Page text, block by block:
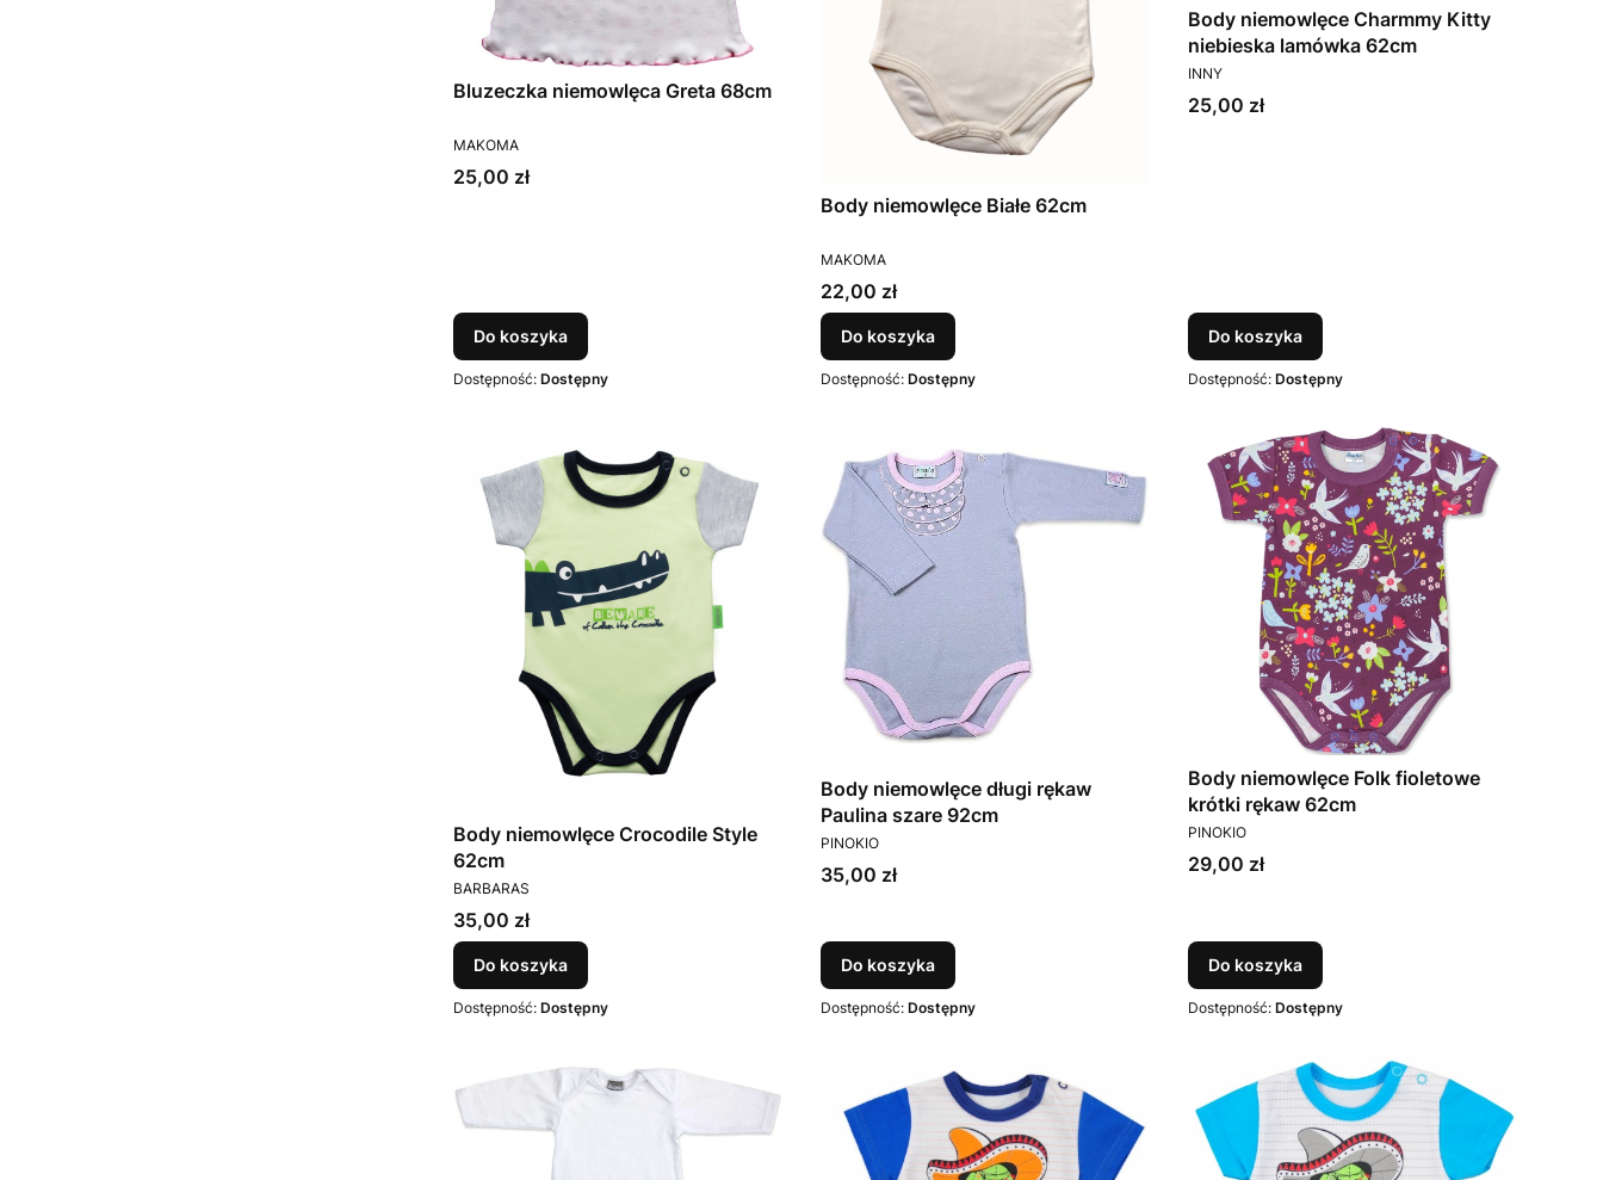
Bluzeczka niemowlęca Greta 68cm
PRODUCENT
MAKOMA
Cena
25,00 zł
Do koszyka
Dostępność: Dostępny
Body niemowlęce Białe 62cm
PRODUCENT
MAKOMA
Cena
22,00 zł
Do koszyka
Dostępność: Dostępny
Body niemowlęce Charmmy Kitty
niebieska lamówka 62cm
PRODUCENT
INNY
Cena
25,00 zł
Do koszyka
Dostępność: Dostępny
Body niemowlęce Crocodile Style
62cm
PRODUCENT
BARBARAS
Cena
35,00 zł
Do koszyka
Dostępność: Dostępny
Body niemowlęce długi rękaw
Paulina szare 92cm
PRODUCENT
PINOKIO
Cena
35,00 zł
Do koszyka
Dostępność: Dostępny
Body niemowlęce Folk fioletowe
krótki rękaw 62cm
PRODUCENT
PINOKIO
Cena
29,00 zł
Do koszyka
Dostępność: Dostępny